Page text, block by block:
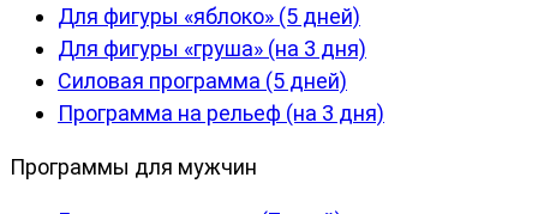
Для фигуры «яблоко» (5 дней)
Для фигуры «груша» (на 3 дня)
Силовая программа (5 дней)
Программа на рельеф (на 3 дня)
Программы для мужчин